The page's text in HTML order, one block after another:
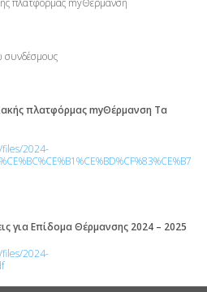
συνδέσμους
πλατφόρμας myΘέρμανση Τα
2024-
για Επίδομα Θέρμανσης 2024 – 2025
2024-